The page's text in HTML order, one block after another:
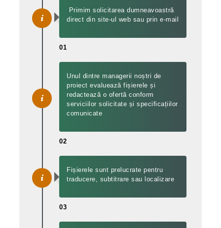
Primim solicitarea dumneavoastră
direct din site-ul web sau prin e-mail
01
Unul dintre managerii noștri de
proiect evaluează fișierele și
redactează o ofertă conform
serviciilor solicitate și specificațiilor
comunicate
02
Fișierele sunt prelucrate pentru
traducere, subtitrare sau localizare
03